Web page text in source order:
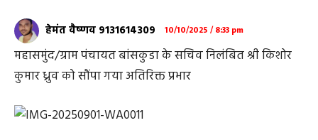
हेमंत वैष्णव 9131614309 10/10/2025 / 8:33 pm
महासमुंद/ग्राम पंचायत बांसकुडा के सचिव निलंबित श्री किशोर
कुमार ध्रुव को सौंपा गया अतिरिक्त प्रभार